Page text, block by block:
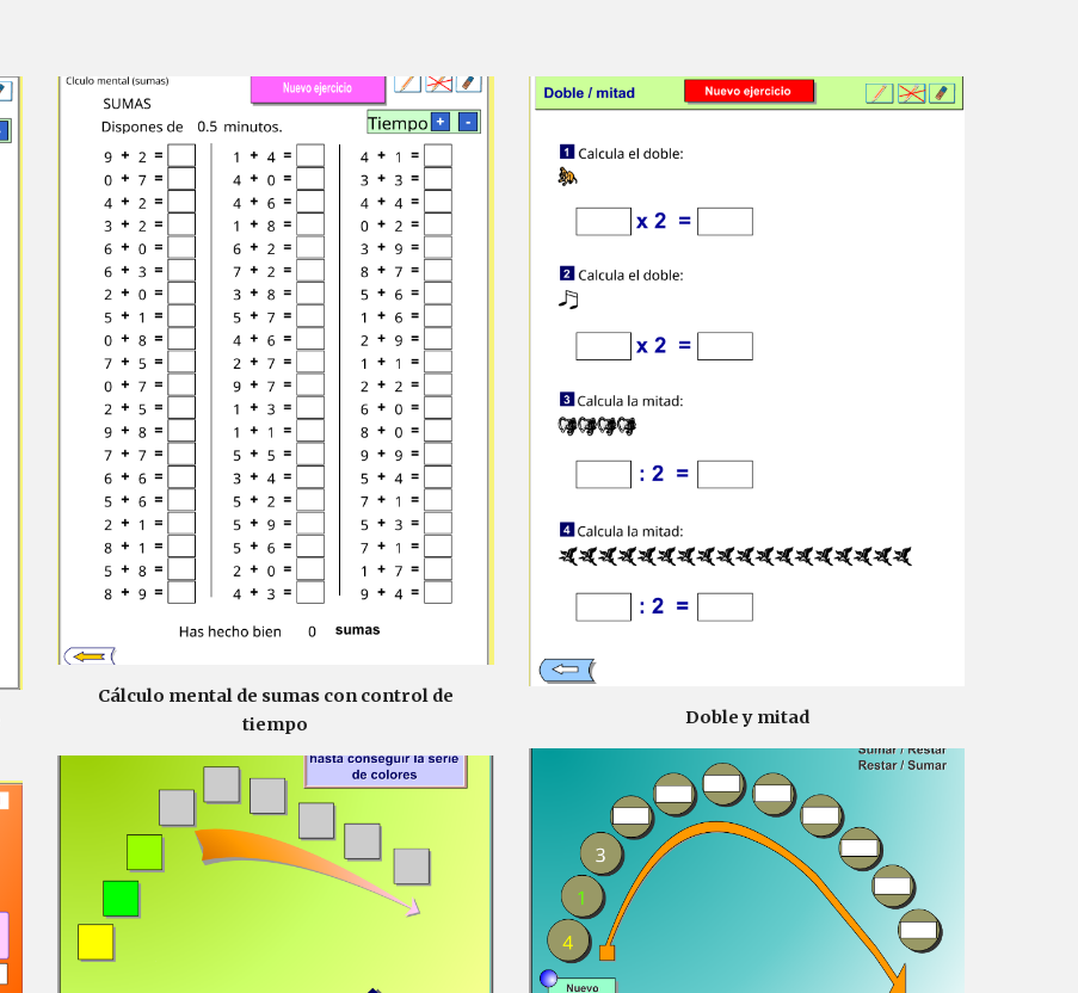
Cálculo mental de sumas con control de
tiempo
Doble y mitad